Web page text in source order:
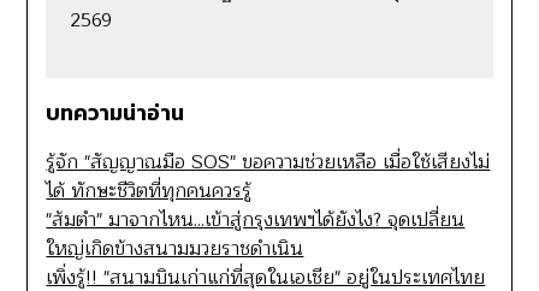
2569
บทความน่าอ่าน
รู้จัก "สัญญาณมือ SOS" ขอความช่วยเหลือ เมื่อใช้เสียงไม่
ได้ ทักษะชีวิตที่ทุกคนควรรู้
"ส้มตำ" มาจากไหน...เข้าสู่กรุงเทพฯได้ยังไง? จุดเปลี่ยน
ใหญ่เกิดข้างสนามมวยราชดำเนิน
เพิ่งรู้!! "สนามบินเก่าแก่ที่สุดในเอเชีย" อยู่ในประเทศไทย